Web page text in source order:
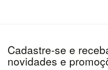
Infantil
Literatura
Cadastre-se e
novidades e